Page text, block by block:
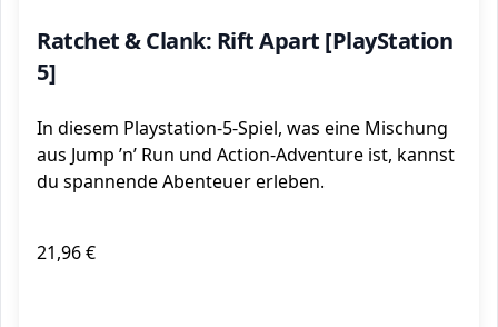
Ratchet & Clank: Rift Apart [PlayStation
5]
In diesem Playstation-5-Spiel, was eine Mischung
aus Jump ’n’ Run und Action-Adventure ist, kannst
du spannende Abenteuer erleben.
21,96 €